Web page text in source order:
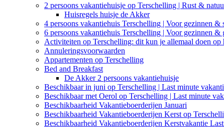
2 persoons vakantiehuisje op Terschelling | Rust &
Huisregels huisje de Akker
4 persoons vakantiehuis Terschelling | Voor gezinnen &
6 persoons vakantiehuis Terschelling | Voor gezinnen &
Activiteiten op Terschelling: dit kun je allemaal doen op
Annuleringsvoorwaarden
Appartementen op Terschelling
Bed and Breakfast
De Akker 2 persoons vakantiehuisje
Beschikbaar in juni op Terschelling | Last minute
Beschikbaar met Oerol op Terschelling | Last minute
Beschikbaarheid Vakantieboerderijen Januari
Beschikbaarheid Vakantieboerderijen Kerst op
Beschikbaarheid Vakantieboerderijen Kerstvakantie